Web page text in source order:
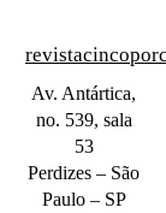
Av. Antártica,
no. 539, sala
53
Perdizes – São
Paulo – SP